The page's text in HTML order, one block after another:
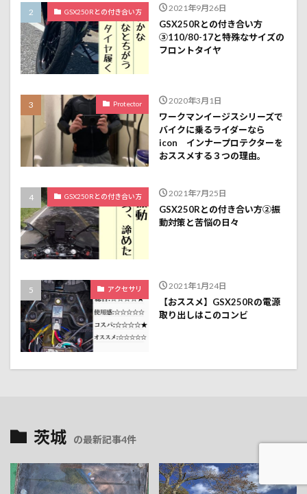
GSX250Rとの付き合い方 2021年9月26日
GSX250Rとの付き合い方
③110/80-17と特殊なサイズの
フロントタイヤ
Protector 2020年3月1日
ワークマンイージスシリーズで
バイクに乗るライダーなら
icon インナープロテクターを
おススメする３つの理由。
GSX250Rとの付き合い方 2021年7月25日
GSX250Rとの付き合い方②振
動対策と苦悩の日々
アクセサリ 2021年1月24日
【おススメ】GSX250Rの電源
取り出しはこのコンビ
茨城 の最新記事4件